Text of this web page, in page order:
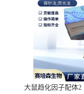
大鼠趋化因子配体2